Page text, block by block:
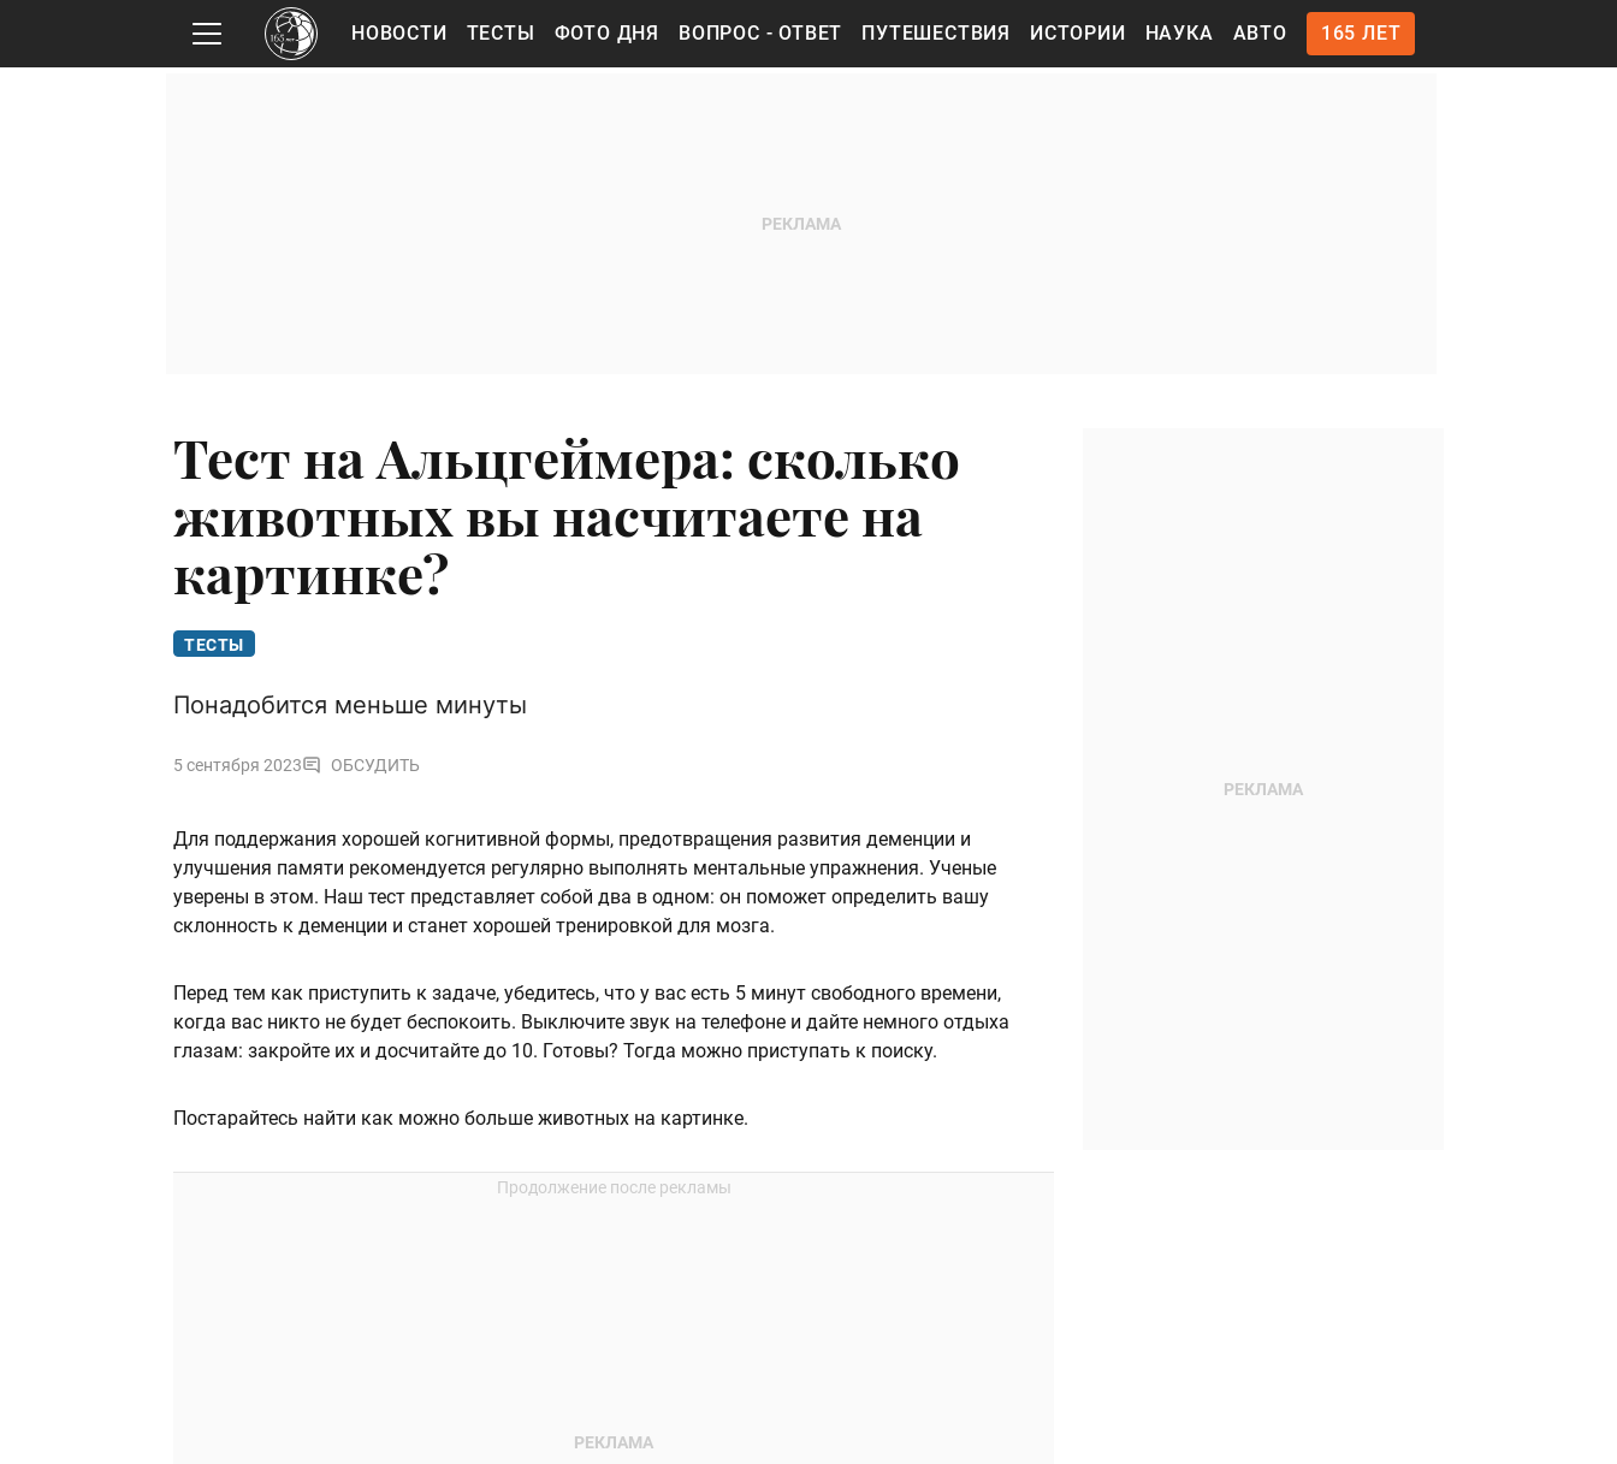
НОВОСТИ ТЕСТЫ ФОТО ДНЯ ВОПРОС - ОТВЕТ ПУТЕШЕСТВИЯ ИСТОРИИ НАУКА АВТО 165 ЛЕТ
Тест на Альцгеймера: сколько
животных вы насчитаете на
картинке?
ТЕСТЫ
Понадобится меньше минуты
5 сентября 2023 ОБСУДИТЬ
Для поддержания хорошей когнитивной формы, предотвращения развития деменции и
улучшения памяти рекомендуется регулярно выполнять ментальные упражнения. Ученые
уверены в этом. Наш тест представляет собой два в одном: он поможет определить вашу
склонность к деменции и станет хорошей тренировкой для мозга.
Перед тем как приступить к задаче, убедитесь, что у вас есть 5 минут свободного времени,
когда вас никто не будет беспокоить. Выключите звук на телефоне и дайте немного отдыха
глазам: закройте их и досчитайте до 10. Готовы? Тогда можно приступать к поиску.
Постарайтесь найти как можно больше животных на картинке.